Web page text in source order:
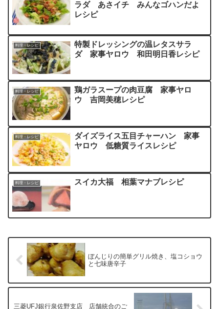
ラダ あさイチ みんなゴハンだよ
レシピ
料理・レシピ
特製ドレッシングの温レタスサラ
ダ 家事ヤロウ 和田明日香レシピ
料理・レシピ
鶏ガラスープの肉豆腐 家事ヤロ
ウ 吉岡美穂レシピ
料理・レシピ
ダイズライス五目チャーハン 家事
ヤロウ 低糖質ライスレシピ
料理・レシピ スイカ大福 相葉マナブレシピ
ぼんじりの簡単グリル焼き、塩コショウ
と七味唐辛子
三菱UFJ銀行泉佐野支店 店舗統合のご